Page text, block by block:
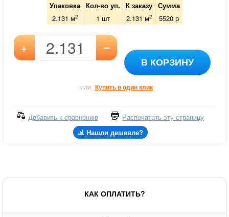
Упаковка Кол-во уп. К заказу
Сумма
2.131 м2 1 шт 2.131 м2 5520р
+ –
В КОРЗИНУ
или Купить в один клик
Добавить к сравнению
Распечатать эту страницу
Нашли дешевле?
КАК ОПЛАТИТЬ?